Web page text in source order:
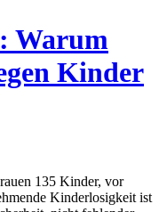
Warum
Kinder
135 Kinder, vor
Kinderlosigkeit ist